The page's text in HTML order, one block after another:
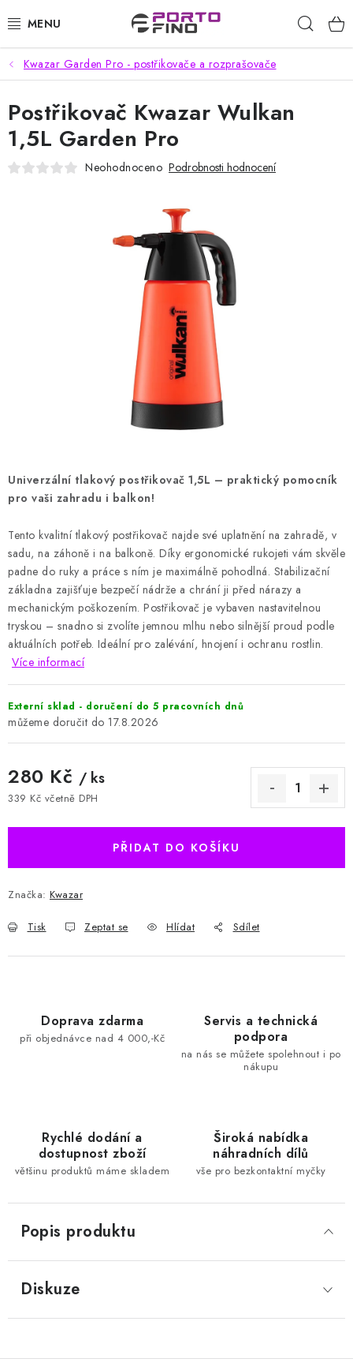
na
CHEMIE A PÉČE O VOZIDLA
PŘÍSLUŠENSTVÍ A ND K AUTOMYČKÁM
VYSOKOTLAKÉ A ČISTÍCÍ STROJE
DOMÁCNOST A ZAHRADA
CHEMIE - BEZKONTAKTNÍ MYČKY
HODNOCENÍ OBCHODU
Jak nakupovat O nás
Kontakty
Podmínky ochrany osobních údajů
Kwazar Garden Pro - postřikovače a rozprašovače
Univerzální tlakový postřikovač 1,5L – praktický pomocník
pro vaši zahradu i balkon!
Tento kvalitní tlakový postřikovač najde své uplatnění na zahradě, v
sadu, na záhoně i na balkoně. Díky ergonomické rukojeti vám skvěle
padne do ruky a práce s ním je maximálně pohodlná. Stabilizační
základna zajišťuje bezpečí nádrže a chrání ji před nárazy a
mechanickým poškozením. Postřikovač je vybaven nastavitelnou
tryskou – snadno si zvolíte jemnou mlhu nebo silnější proud podle
aktuálních potřeb. Ideální pro zalévání, hnojení i ochranu rostlin.
Více informací
Externí sklad - doručení do 5 pracovních dnů
17.8.2026
280 Kč / ks
339 Kč včetně DPH
PŘIDAT DO KOŠÍKU
Značka: Kwazar
Tisk Zeptat se Hlídat Sdílet
Postřikovač Kwazar Wulkan
1,5L Garden Pro
Neohodnoceno Podrobnosti hodnocení
Doprava zdarma
při objednávce nad 4 000,-Kč
Servis a technická
podpora
na nás se můžete spolehnout i po
nákupu
Rychlé dodání a
dostupnost zboží
většinu produktů máme skladem
Široká nabídka
náhradních dílů
vše pro bezkontaktní myčky
Popis produktu
Diskuze